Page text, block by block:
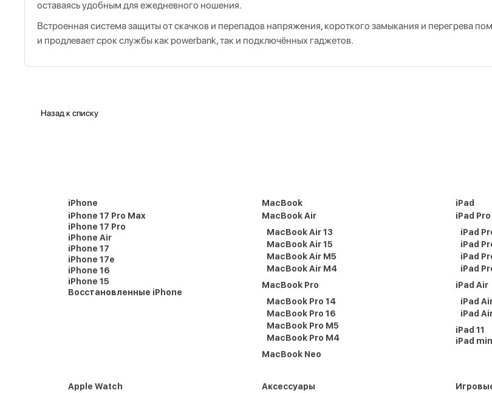
оставаясь удобным для ежедневного ношения.
Встроенная система защиты от скачков и перепадов напряжения, короткого замыкания и перегрева
и продлевает срок службы как powerbank, так и подключённых гаджетов.
Назад к списку
iPhone
iPhone 17 Pro Max
iPhone 17 Pro
iPhone Air
iPhone 17
iPhone 17e
iPhone 16
iPhone 15
Восстановленные iPhone
MacBook
MacBook Air
MacBook Air 13
MacBook Air 15
MacBook Air M5
MacBook Air M4
MacBook Pro
MacBook Pro 14
MacBook Pro 16
MacBook Pro M5
MacBook Pro M4
MacBook Neo
iPad
iPad Pro
iPad
iPad
iPad
iPad
iPad Air
iPad
iPad
iPad 11
iPad
Apple Watch
Аксессуары